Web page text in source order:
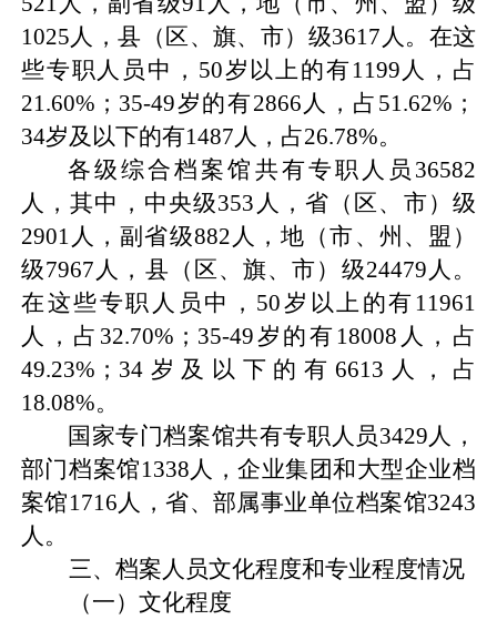
1025 人，县（区、旗、市）级3617 人。在这
些专职人员中， 50岁以上的有1199 人，占
21.60% ； 35-49岁的有2866 人，占 51.62% ；
34岁及以下的有1487 人，占26.78%。
各级综合档案馆共有专职人员 36582
人，其中，中央级353 人，省（区、市）级
2901 人，副省级882 人，地（市、州、盟）
级7967 人，县（区、旗、市）级24479 人。
在这些专职人员中， 50岁以上的有 11961
人，占 32.70% ； 35-49岁的有 18008 人，占
49.23% ； 34岁及以下的有 6613 人，占
18.08%。
国家专门档案馆共有专职人员3429 人，
部门档案馆1338 人，企业集团和大型企业档
案馆1716 人，省、部属事业单位档案馆3243
人。
三、 档案人员文化程度和专业程度情况
（一）文化程度